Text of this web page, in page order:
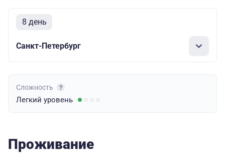
8 день
Санкт-Петербург
Сложность
Легкий уровень
Проживание